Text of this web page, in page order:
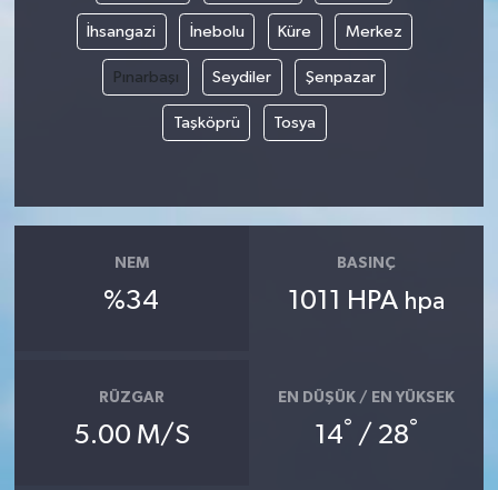
İhsangazi İnebolu Küre Merkez
Pınarbaşı Seydiler Şenpazar
Taşköprü Tosya
NEM
%34
BASINÇ
1011 HPA hpa
RÜZGAR
5.00 M/S
EN DÜŞÜK / EN YÜKSEK
14° / 28°